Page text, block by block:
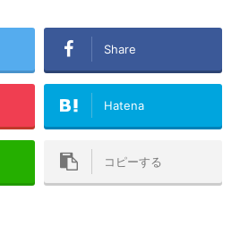
Share
Hatena
コピーする